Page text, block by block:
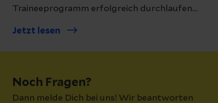
Traineeprogramm erfolgreich durchlaufen
Krankenhaus am Helios Klinikum Gifhorn. Bei
die Bedeutung von Offenheit im
Traineeprogramm.
Jetzt lesen
Noch Fragen?
Dann melde Dich bei uns! Wir beantworten